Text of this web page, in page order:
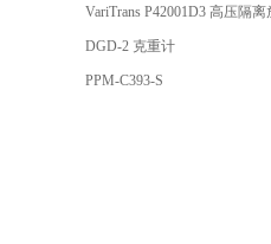
VariTrans P42001D3 高压隔离
DGD-2 克重计
PPM-C393-S